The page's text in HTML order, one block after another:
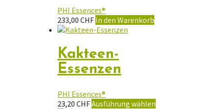
können
auf
der
gewählt
werden
PHI Essences®
233,00 CHF In den Warenkorb
Kakteen-
Essenzen
PHI Essences®
23,20 CHFAusführung wählen